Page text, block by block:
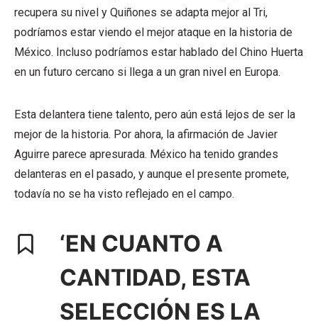
recupera su nivel y Quiñones se adapta mejor al Tri,
podríamos estar viendo el mejor ataque en la historia de
México. Incluso podríamos estar hablado del Chino Huerta
en un futuro cercano si llega a un gran nivel en Europa.
Esta delantera tiene talento, pero aún está lejos de ser la
mejor de la historia. Por ahora, la afirmación de Javier
Aguirre parece apresurada. México ha tenido grandes
delanteras en el pasado, y aunque el presente promete,
todavía no se ha visto reflejado en el campo.
‘EN CUANTO A
CANTIDAD, ESTA
SELECCIÓN ES LA